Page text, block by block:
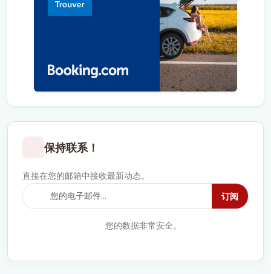
保持联系！
直接在您的邮箱中接收最新动态。
订阅
您的数据非常安全。